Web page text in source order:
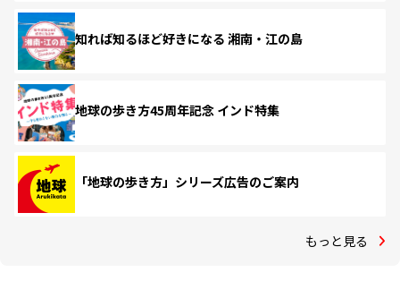
知れば知るほど好きになる 湘南・江の島
地球の歩き方45周年記念 インド特集
「地球の歩き方」シリーズ広告のご案内
もっと見る